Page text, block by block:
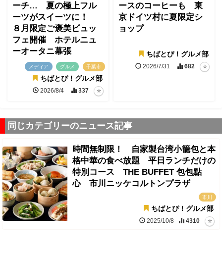
ーチ… 夏の極上フル
ーツがスイーツに！
８月限定ご褒美ビュッ
フェ開催 ホテルニュ
ーオータニ幕張
メディア グルメ 千葉市
ちばとぴ！グルメ部
2026/8/4 337
ースのコーヒーも 東
京ドイツ村に夏限定シ
ョップ
ちばとぴ！グルメ部
2026/7/31 682
同じカテゴリーのニュース記事
時間無制限！ 自家製台湾小籠包と本
格中華の食べ放題 平日ランチだけの
特別コース THE BUFFET 包包點
心 市川ニッケコルトンプラザ
市川
ちばとぴ！グルメ部
2025/10/8 4310